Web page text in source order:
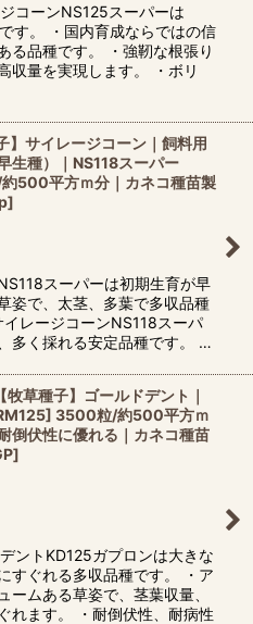
コーンNS125スーパーは
す。 ・国内育成ならではの信
る品種です。 ・強靭な根張り
収量を実現します。 ・ボリ
】サイレージコーン｜飼料用
生種）｜NS118スーパー
500平方ｍ分｜カネコ種苗製
]
スーパーは初期生育が早
姿で、太茎、多葉で多収品種
レージコーンNS118スーパ
多く採れる安定品種です。 …
草種子】ゴールドデント｜
3500粒/約500平方ｍ
倒伏性に優れる｜カネコ種苗
]
ントKD125ガプロンは大きな
すぐれる多収品種です。 ・ア
ームある草姿で、茎葉収量、
れます。 ・耐倒伏性、耐病性